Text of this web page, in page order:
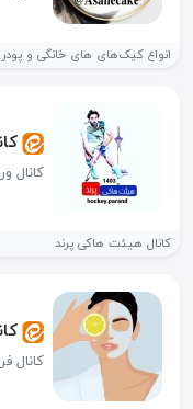
انواع کیک‌های های خانگی و
کانال
كانال هيئت هاكى پرند
کانال